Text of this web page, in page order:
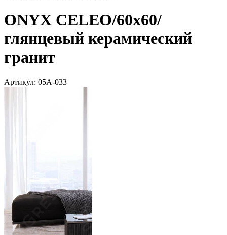
ONYX CELEO/60х60/
глянцевый керамический
гранит
Артикул: 05А-033